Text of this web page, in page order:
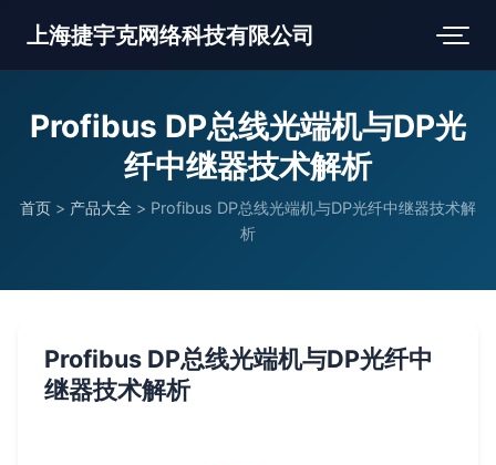
上海捷宇克网络科技有限公司
Profibus DP总线光端机与DP光
纤中继器技术解析
首页 > 产品大全 > Profibus DP总线光端机与DP光纤中继器技术解
析
Profibus DP总线光端机与DP光纤中
继器技术解析